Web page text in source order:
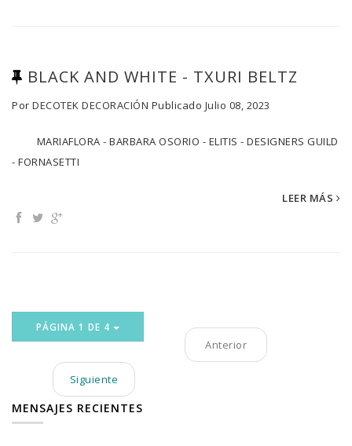
BLACK AND WHITE - TXURI BELTZ
Por DECOTEK DECORACIÓN Publicado Julio 08, 2023
MARIAFLORA - BARBARA OSORIO - ELITIS - DESIGNERS GUILD
- FORNASETTI
LEER MÁS
PÁGINA 1 DE 4
Anterior
Siguiente
MENSAJES RECIENTES